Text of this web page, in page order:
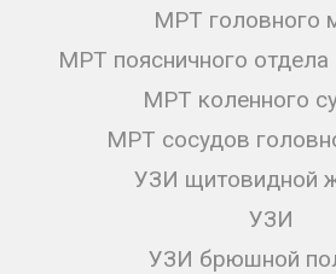
МРТ головного
МРТ поясничного отдела
МРТ коленного
МРТ сосудов
УЗИ щитовидной
УЗИ
УЗИ брюшной